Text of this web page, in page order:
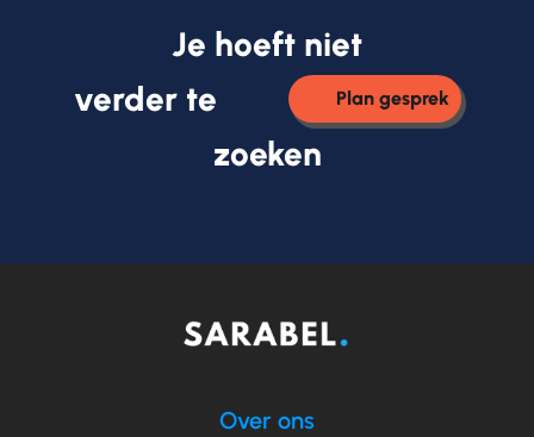
Je hoeft niet
verder te
Plan gesprek
zoeken
Over ons